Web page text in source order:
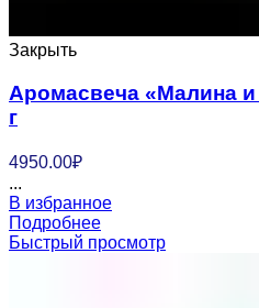
Закрыть
Аромасвеча «Малина и
г
4950.00₽
...
В избранное
Подробнее
Быстрый просмотр